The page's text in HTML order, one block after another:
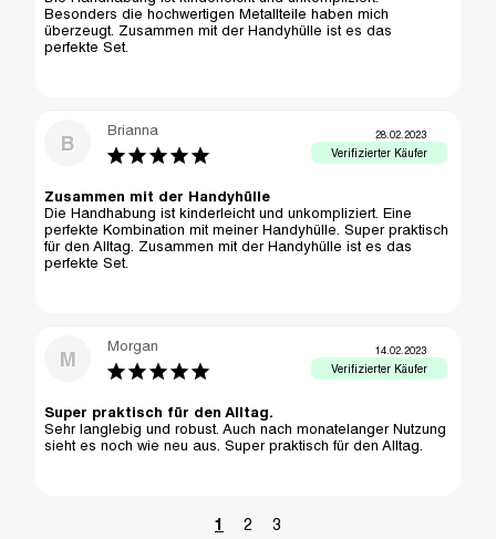
Besonders die hochwertigen Metallteile haben mich
überzeugt. Zusammen mit der Handyhülle ist es das
perfekte Set.
B 28.02.2023
Brianna
Zusammen mit der Handyhülle
Die Handhabung ist kinderleicht und unkompliziert. Eine
perfekte Kombination mit meiner Handyhülle. Super praktisch
für den Alltag. Zusammen mit der Handyhülle ist es das
perfekte Set.
M 14.02.2023
Morgan
Super praktisch für den Alltag.
Sehr langlebig und robust. Auch nach monatelanger Nutzung
sieht es noch wie neu aus. Super praktisch für den Alltag.
1 2 3